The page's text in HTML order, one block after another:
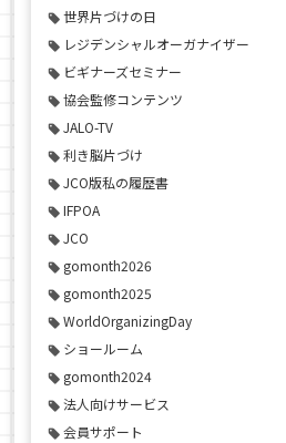
世界片づけの日
レジデンシャルオーガナイザー
ビギナーズセミナー
協会監修コンテンツ
JALO-TV
利き脳片づけ
JCO版私の履歴書
IFPOA
JCO
gomonth2026
gomonth2025
WorldOrganizingDay
ショールーム
gomonth2024
法人向けサービス
会員サポート